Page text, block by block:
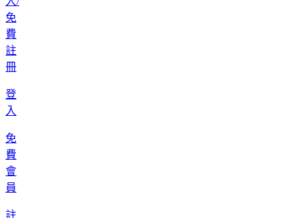
免
費
註
冊
登
入
免
費
會
員
註